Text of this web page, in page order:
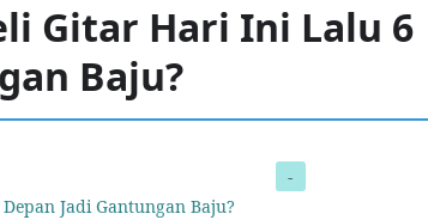
Gitar Hari Ini Lalu 6
Baju?
Jadi Gantungan Baju?